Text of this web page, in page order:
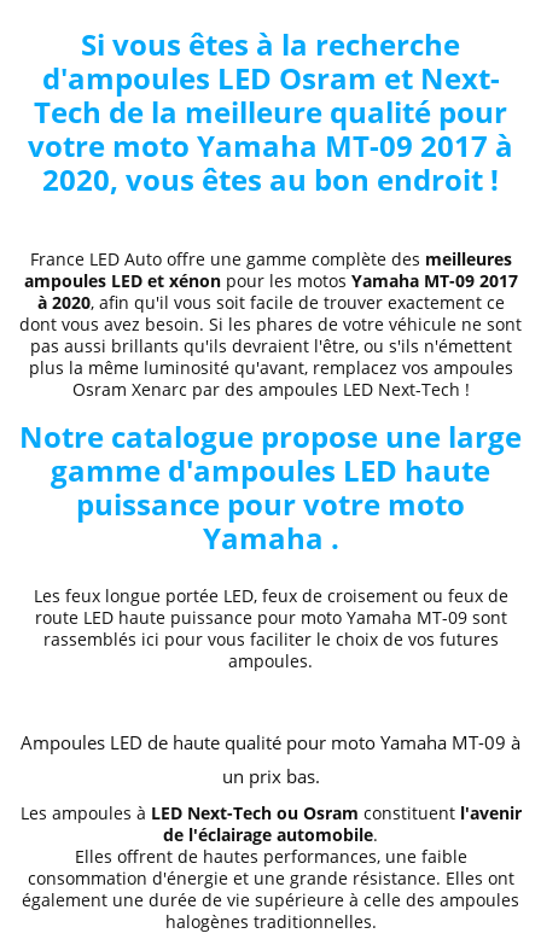
Si vous êtes à la recherche
d'ampoules LED Osram et Next-
Tech de la meilleure qualité pour
votre moto Yamaha MT-09 2017 à
2020, vous êtes au bon endroit !
France LED Auto offre une gamme complète des meilleures
ampoules LED et xénonpour les motos Yamaha MT-09 2017
à 2020, afin qu'il vous soit facile de trouver exactement ce
dont vous avez besoin. Si les phares de votre véhicule ne sont
pas aussi brillants qu'ils devraient l'être, ou s'ils n'émettent
plus la même luminosité qu'avant, remplacez vos ampoules
Osram Xenarc par des ampoules LED Next-Tech !
Notre catalogue propose une large
gamme d'ampoules LED haute
puissance pour votre moto
Yamaha .
Les feux longue portée LED, feux de croisement ou feux de
route LED haute puissance pour moto Yamaha MT-09 sont
rassemblés ici pour vous faciliter le choix de vos futures
ampoules.
Ampoules LED de haute qualité pour moto Yamaha MT-09 à
un prix bas.
Les ampoules à LED Next-Tech ou Osram constituent l'avenir
de l'éclairage automobile.
Elles offrent de hautes performances, une faible
consommation d'énergie et une grande résistance. Elles ont
également une durée de vie supérieure à celle des ampoules
halogènes traditionnelles.